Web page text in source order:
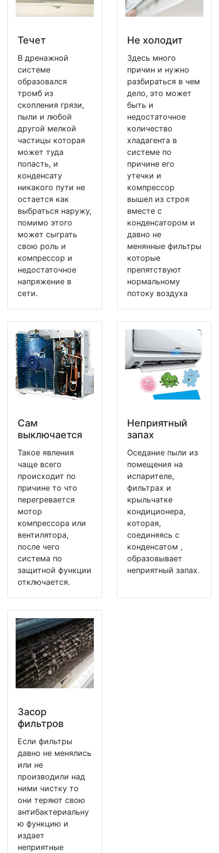
Течет
В дренажной
системе
образовался
тромб из
скопления грязи,
пыли и любой
другой мелкой
частицы которая
может туда
попасть, и
конденсату
никакого пути не
остается как
выбраться наружу,
помимо этого
может сыграть
свою роль и
компрессор и
недостаточное
напряжение в
сети.
Не холодит
Здесь много
причин и нужно
разбираться в чем
дело, это может
быть и
недостаточное
количество
хладагента в
системе по
причине его
утечки и
компрессор
вышел из строя
вместе с
конденсатором и
давно не
менянные фильтры
которые
препятствуют
нормальному
потоку воздуха
Сам
выключается
Такое явления
чаще всего
происходит по
причине то что
перегревается
мотор
компрессора или
вентилятора,
после чего
система по
защитной функции
отключается.
Неприятный
запах
Оседание пыли из
помещения на
испарителе,
фильтрах и
крыльчатке
кондиционера,
которая,
соединяясь с
конденсатом ,
образовывает
неприятный запах.
Засор
фильтров
Если фильтры
давно не менялись
или не
производили над
ними чистку то
они теряют свою
антибактериальну
ю функцию и
издает
неприятные